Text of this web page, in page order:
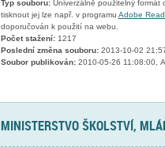
Typ souboru:Univerzálně použitelný formát
tisknout jej lze např. v programu Adobe
doporučován k použití na webu.
Počet stažení:1217
Poslední změna souboru:2013-10-02
Soubor publikován:2010-05-26 11:08:00,
MINISTERSTVO ŠKOLSTVÍ,